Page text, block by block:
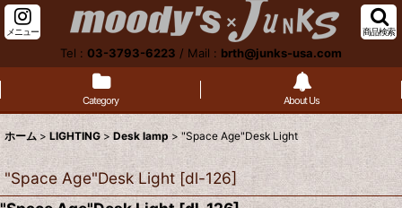
メニュー
Tel : 03-3793-6223 / Mail : brth@junks-usa.com
商品検索
Category About Us
ホーム > LIGHTING > Desk lamp > "Space Age"Desk Light
"Space Age"Desk Light [dl-126]